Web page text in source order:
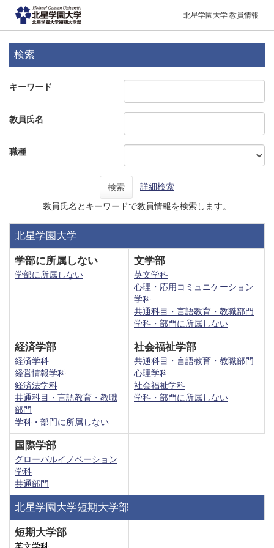
北星学園大学 教員情報
検索
キーワード
教員氏名
職種
検索 詳細検索
教員氏名とキーワードで教員情報を検索します。
北星学園大学
学部に所属しない
学部に所属しない
文学部
英文学科
心理・応用コミュニケーション
学科
共通科目・言語教育・教職部門
学科・部門に所属しない
経済学部
経済学科
経営情報学科
経済法学科
共通科目・言語教育・教職
部門
学科・部門に所属しない
社会福祉学部
共通科目・言語教育・教職部門
心理学科
社会福祉学科
学科・部門に所属しない
国際学部
グローバルイノベーション
学科
共通部門
北星学園大学短期大学部
短期大学部